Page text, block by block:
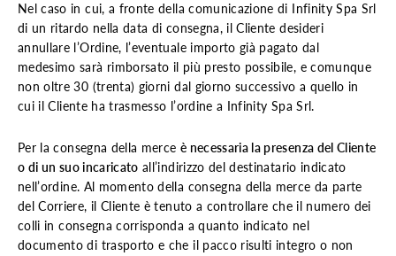
Nel caso in cui, a fronte della comunicazione di Infinity Spa Srl
di un ritardo nella data di consegna, il Cliente desideri
annullare l’Ordine, l’eventuale importo già pagato dal
medesimo sarà rimborsato il più presto possibile, e comunque
non oltre 30 (trenta) giorni dal giorno successivo a quello in
cui il Cliente ha trasmesso l’ordine a Infinity Spa Srl.
Per la consegna della merce è necessaria la presenza del Cliente
o di un suo incaricato all’indirizzo del destinatario indicato
nell’ordine. Al momento della consegna della merce da parte
del Corriere, il Cliente è tenuto a controllare che il numero dei
colli in consegna corrisponda a quanto indicato nel
documento di trasporto e che il pacco risulti integro o non